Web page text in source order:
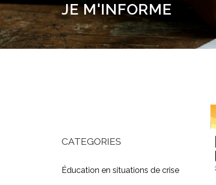
JE M'INFORME
CATEGORIES
Éducation en situations de crise